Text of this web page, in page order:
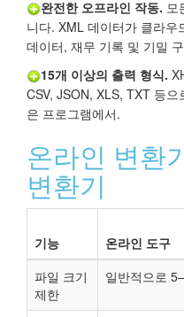
완전한 오프라인 작동. 모
니다. XML 데이터가 클라
데이터, 재무 기록 및 기밀
15개 이상의 출력 형식.
CSV, JSON, XLS, TXT 등
은 프로그램에서.
온라인 변환
변환기
기능 온라인 도구
파일 크기
제한
일반적으로